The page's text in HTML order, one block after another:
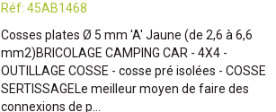
Réf: 45AB1468
Cosses plates Ø 5 mm 'A' Jaune (de 2,6 à 6,6
mm2)BRICOLAGE CAMPING CAR - 4X4 -
OUTILLAGE COSSE - cosse pré isolées - COSSE
SERTISSAGELe meilleur moyen de faire des
connexions de p...